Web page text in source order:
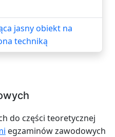
jasny obiekt na
techniką
do części teoretycznej
egzaminów zawodowych